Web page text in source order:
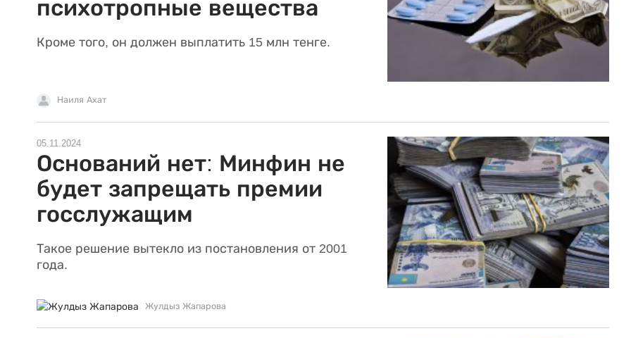
психотропные вещества
Кроме того, он должен выплатить 15 млн тенге.
Наиля Ахат
05.11.2024
Оснований нет: Минфин не
будет запрещать премии
госслужащим
Такое решение вытекло из постановления от 2001
года.
Жулдыз Жапарова